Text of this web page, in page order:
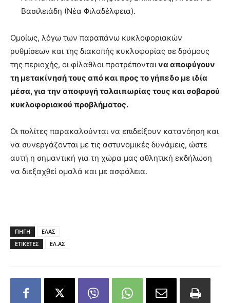
Βασιλειάδη (Νέα Φιλαδέλφεια).
Ομοίως, λόγω των παραπάνω κυκλοφοριακών
ρυθμίσεων και της διακοπής κυκλοφορίας σε δρόμους
της περιοχής, οι φίλαθλοι προτρέπονταινα αποφύγουν
τη μετακίνησή τους από και προς το γήπεδο με ιδία
μέσα, για την αποφυγή ταλαιπωρίας τους και σοβαρού
κυκλοφοριακού προβλήματος.
Οι πολίτες παρακαλούνται να επιδείξουν κατανόηση και
να συνεργάζονται με τις αστυνομικές δυνάμεις, ώστε
αυτή η σημαντική για τη χώρα μας αθλητική εκδήλωση
να διεξαχθεί ομαλά και με ασφάλεια.
ΠΗΓΗ
ΕΛΑΣ
ΕΤΙΚΕΤΕΣ
ΕΛ.ΑΣ